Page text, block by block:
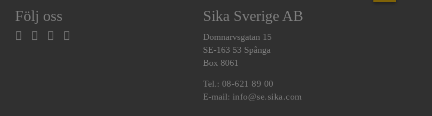
Följ oss Sika Sverige AB
Domnarvsgatan 15
SE-163 53 Spånga
Box 8061
Tel.: 08-621 89 00
E-mail: info@se.sika.com